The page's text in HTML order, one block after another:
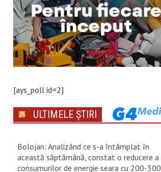
[ays_poll id=2]
ULTIMELE ȘTIRI
Bolojan: Analizând ce s-a întâmplat în
această săptămână, constat o reducere a
consumurilor de energie seara cu 200-300